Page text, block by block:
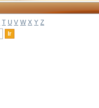
T U V W X Y Z